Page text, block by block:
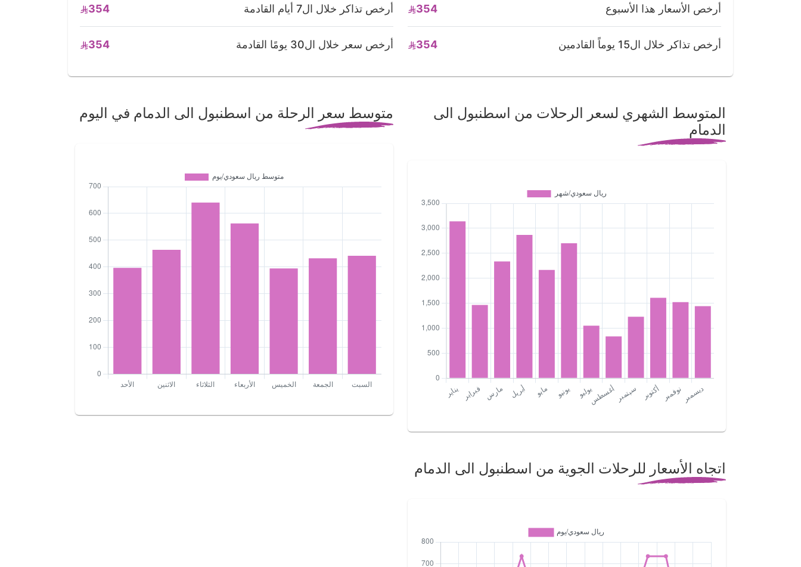
أرخص الأسعار هذا الأسبوع 354 أرخص تذاكر خلال ال7 أيام القادمة 354
أرخص تذاكر خلال ال15 يوماً القادمين 354 أرخص سعر خلال ال30 يومًا القادمة 354
المتوسط الشهري لسعر الرحلات من اسطنبول الى
الدمام
متوسط سعر الرحلة من اسطنبول الى الدمام في اليوم
اتجاه الأسعار للرحلات الجوية من اسطنبول الى الدمام